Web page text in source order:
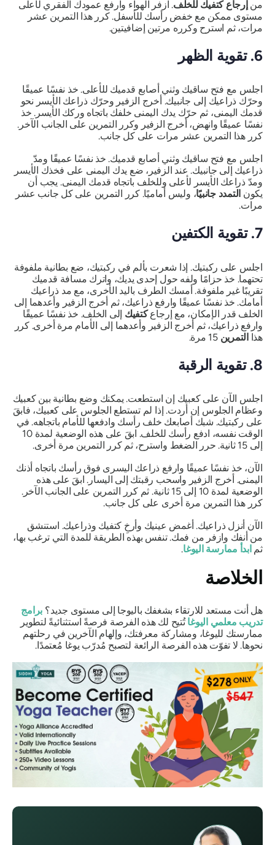
منإرجاع كتفيك للخلف. ازفر الهواء وارفع عمودك الفقري لأعلى
مستوى ممكن مع خفض رأسك للأسفل. كرر هذا التمرين عشر
مرات، ثم استرح وكرره مرتين إضافيتين.
6. تقوية الظهر
اجلس مع فتح ساقيك وثني أصابع قدميك للأعلى. خذ نفسًا عميقًا
وحرّك ذراعيك إلى جانبيك. أخرج الزفير وحرّك ذراعك الأيسر نحو
قدمك اليمنى، ثم حرّك يدك اليمنى خلفك باتجاه وركك الأيسر. خذ
نفسًا عميقًا وانهض، أخرج الزفير وكرر التمرين على الجانب الآخر.
كرر هذا التمرين عشر مرات على كل جانب.
اجلس مع فتح ساقيك وثني أصابع قدميك. خذ نفسًا عميقًا ومدّ
ذراعيك إلى جانبيك. عند الزفير، ضع يدك اليمنى على فخذك الأيسر
ومدّ ذراعك الأيسر لأعلى وللخلف باتجاه قدمك اليمنى. يجب أن
يكونالتمدد جانبيًا، وليس أماميًا. كرر التمرين على كل جانب عشر
مرات.
7. تقوية الكتفين
اجلس على ركبتيك. إذا شعرت بألم في ركبتيك، ضع بطانية ملفوفة
تحتهما. خذ حزامًا ولفه حول إحدى يديك، واترك مسافة قدميك
تقريبًا غير ملفوفة. أمسك الطرف باليد الأخرى، مع مد ذراعيك
أمامك. خذ نفسًا عميقًا وارفع ذراعيك، ثم أخرج الزفير وأعدهما إلى
الخلف قدر الإمكان، مع إرجاعكتفيكإلى الخلف. خذ نفسًا عميقًا
وارفع ذراعيك، ثم أخرج الزفير وأعدهما إلى الأمام مرة أخرى. كرر
هذاالتمرين15 مرة.
8. تقوية الرقبة
اجلس الآن على كعبيك إن استطعت. يمكنك وضع بطانية بين كعبيك
وعظام الجلوس إن أردت. إذا لم تستطع الجلوس على كعبيك، فابقَ
على ركبتيك. شبك أصابعك خلف رأسك وادفعها للأمام باتجاهه. في
الوقت نفسه، ادفع رأسك للخلف. ابقَ على هذه الوضعية لمدة 10
إلى 15 ثانية. حرر الضغط واسترح، ثم كرر التمرين مرة أخرى.
الآن، خذ نفسًا عميقًا وارفع ذراعك اليسرى فوق رأسك باتجاه أذنك
اليمنى. أخرج الزفير واسحب رقبتك إلى اليسار. ابقَ على هذه
الوضعية لمدة 10 إلى 15 ثانية. ثم كرر التمرين على الجانب الآخر.
كرر هذا التمرين مرة أخرى على كل جانب.
الآن أنزل ذراعيك. أغمض عينيك وأرخِ كتفيك وذراعيك. استنشق
من أنفك وازفر من فمك. تنفس بهذه الطريقة للمدة التي ترغب بها،
ثمابدأ ممارسة اليوغا.
الخلاصة
هل أنت مستعد للارتقاء بشغفك باليوجا إلى مستوى جديد؟برامج
تدريب معلمي اليوغاتُتيح لك هذه الفرصة فرصةً استثنائيةً لتطوير
ممارستك لليوغا، ومشاركة معرفتك، وإلهام الآخرين في رحلتهم
نحوها. لا تفوّت هذه الفرصة الرائعة لتصبح مُدرّب يوغا مُعتمدًا.